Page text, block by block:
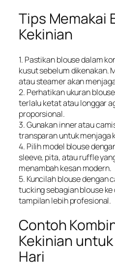
Tips Memakai
Kekinian
1. Pastikan blouse dalam
kusut sebelum dikenakan.
atau steamer akan
2. Perhatikan ukuran
terlalu ketat atau longgar
proporsional.
3. Gunakan inner atau
transparan untuk menjaga
4. Pilih model blouse
sleeve, pita, atau ruffle
menambah kesan modern.
5. Kuncilah blouse dengan
tucking sebagian blouse
tampilan lebih profesional.
Contoh
Kekinian
Hari